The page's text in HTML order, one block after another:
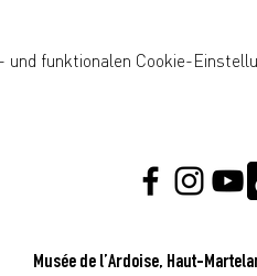
funktionalen Cookie-
Musée de l’Ardoise, Haut-